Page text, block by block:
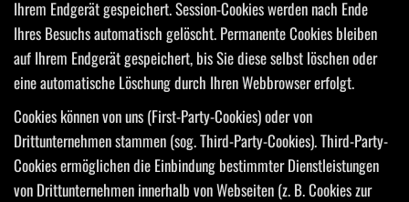
Ihrem Endgerät gespeichert. Session-Cookies werden nach Ende
Ihres Besuchs automatisch gelöscht. Permanente Cookies bleiben
auf Ihrem Endgerät gespeichert, bis Sie diese selbst löschen oder
eine automatische Löschung durch Ihren Webbrowser erfolgt.
Cookies können von uns (First-Party-Cookies) oder von
Drittunternehmen stammen (sog. Third-Party-Cookies). Third-Party-
Cookies ermöglichen die Einbindung bestimmter Dienstleistungen
von Drittunternehmen innerhalb von Webseiten (z. B. Cookies zur